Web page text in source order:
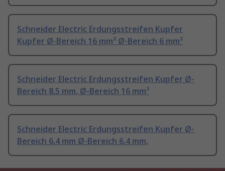
Schneider Electric Erdungsstreifen Kupfer
Kupfer Ø-Bereich 16 mm² Ø-Bereich 6 mm²
Schneider Electric Erdungsstreifen Kupfer Ø-
Bereich 8.5 mm, Ø-Bereich 16 mm²
Schneider Electric Erdungsstreifen Kupfer Ø-
Bereich 6.4 mm Ø-Bereich 6.4 mm,